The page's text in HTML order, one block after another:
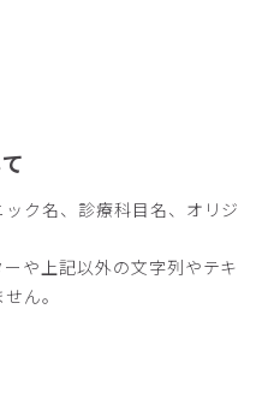
ク名、診療科目名、オリジ
や上記以外の文字列やテキ
ん。